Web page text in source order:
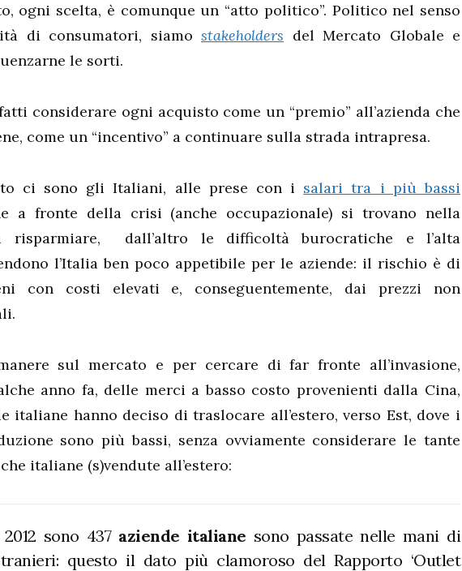
ogni scelta, è comunque un “atto politico”. Politico nel senso
di consumatori, siamo stakeholders del Mercato Globale e
le sorti.
considerare ogni acquisto come un “premio” all’azienda che
come un “incentivo” a continuare sulla strada intrapresa.
ci sono gli Italiani, alle prese con i salari tra i più bassi
a fronte della crisi (anche occupazionale) si trovano nella
risparmiare, dall’altro le difficoltà burocratiche e l’alta
l’Italia ben poco appetibile per le aziende: il rischio è di
con costi elevati e, conseguentemente, dai prezzi non
sul mercato e per cercare di far fronte all’invasione,
anno fa, delle merci a basso costo provenienti dalla Cina,
italiane hanno deciso di traslocare all’estero, verso Est, dove i
sono più bassi, senza ovviamente considerare le tante
italiane (s)vendute all’estero:
sono 437 aziende italiane sono passate nelle mani di
questo il dato più clamoroso del Rapporto ‘Outlet